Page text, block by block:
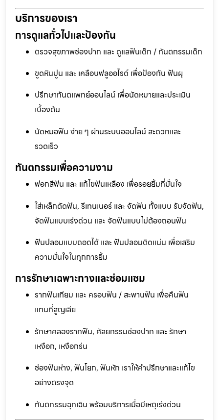
บริการของเรา
การดูแลทั่วไปและป้องกัน
ตรวจสุขภาพช่องปาก และ ดูแลฟันเด็ก / ทันตกรรมเด็ก
ขูดหินปูน และ เคลือบฟลูออไรด์ เพื่อป้องกัน ฟันผุ
ปรึกษาทันตแพทย์ออนไลน์ เพื่อนัดหมายและประเมิน
เบื้องต้น
นัดหมอฟัน ง่าย ๆ ผ่านระบบออนไลน์ สะดวกและ
รวดเร็ว
ทันตกรรมเพื่อความงาม
ฟอกสีฟัน และ แก้ไขฟันเหลือง เพื่อรอยยิ้มที่มั่นใจ
ใส่เหล็กดัดฟัน, รีเทนเนอร์ และ จัดฟัน ทั้งแบบ รับจัดฟัน,
จัดฟันแบบเร่งด่วน และ จัดฟันแบบไม่ต้องถอนฟัน
ฟันปลอมแบบถอดได้ และ ฟันปลอมติดแน่น เพื่อเสริม
ความมั่นใจในทุกการยิ้ม
การรักษาเฉพาะทางและซ่อมแซม
รากฟันเทียม และ ครอบฟัน / สะพานฟัน เพื่อคืนฟัน
แทนที่สูญเสีย
รักษาคลองรากฟัน, ศัลยกรรมช่องปาก และ รักษา
เหงือก, เหงือกร่น
ช่องฟันห่าง, ฟันโยก, ฟันหัก เราให้คำปรึกษาและแก้ไข
อย่างตรงจุด
ทันตกรรมฉุกเฉิน พร้อมบริการเมื่อมีเหตุเร่งด่วน